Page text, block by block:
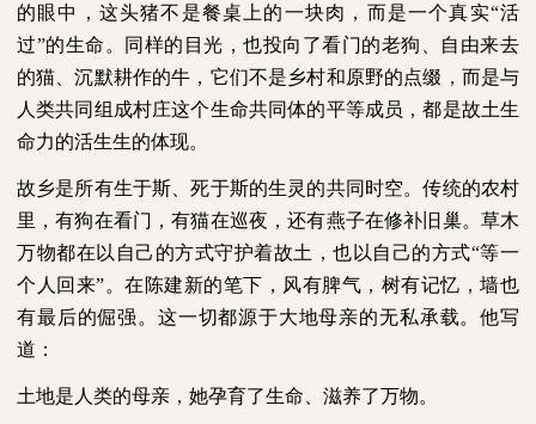
的眼中，这头猪不是餐桌上的一块肉，而是一个真实“活
过”的生命。同样的目光，也投向了看门的老狗、自由来去
的猫、沉默耕作的牛，它们不是乡村和原野的点缀，而是与
人类共同组成村庄这个生命共同体的平等成员，都是故土生
命力的活生生的体现。
故乡是所有生于斯、死于斯的生灵的共同时空。传统的农村
里，有狗在看门，有猫在巡夜，还有燕子在修补旧巢。草木
万物都在以自己的方式守护着故土，也以自己的方式“等一
个人回来”。在陈建新的笔下，风有脾气，树有记忆，墙也
有最后的倔强。这一切都源于大地母亲的无私承载。他写
道：
土地是人类的母亲，她孕育了生命、滋养了万物。